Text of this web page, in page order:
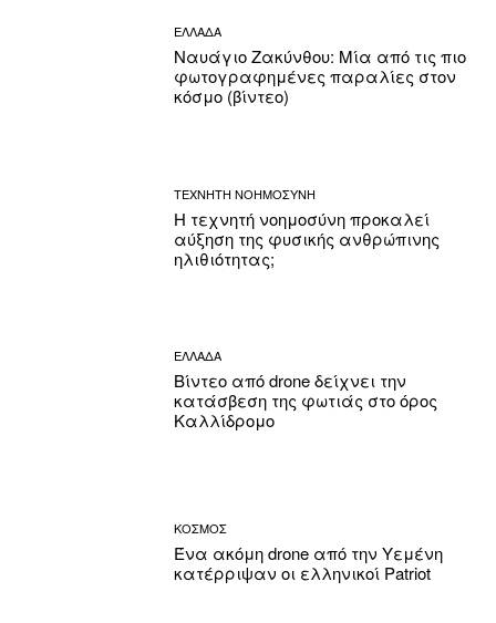
ΕΛΛΑΔΑ
Ναυάγιο Ζακύνθου: Μία από τις πιο
φωτογραφημένες παραλίες στον
κόσμο (βίντεο)
ΤΕΧΝΗΤΗ ΝΟΗΜΟΣΥΝΗ
Η τεχνητή νοημοσύνη προκαλεί
αύξηση της φυσικής ανθρώπινης
ηλιθιότητας;
ΕΛΛΑΔΑ
Βίντεο από drone δείχνει την
κατάσβεση της φωτιάς στο όρος
Καλλίδρομο
ΚΟΣΜΟΣ
Ένα ακόμη drone από την Υεμένη
κατέρριψαν οι ελληνικοί Patriot